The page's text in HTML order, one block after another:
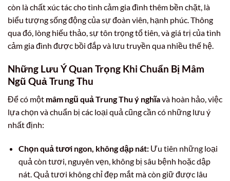
còn là chất xúc tác cho tình cảm gia đình thêm bền chặt, là
biểu tượng sống động của sự đoàn viên, hạnh phúc. Thông
qua đó, lòng hiếu thảo, sự tôn trọng tổ tiên, và giá trị của tình
cảm gia đình được bồi đắp và lưu truyền qua nhiều thế hệ.
Những Lưu Ý Quan Trọng Khi Chuẩn Bị Mâm
Ngũ Quả Trung Thu
Để có một mâm ngũ quả Trung Thu ý nghĩavà hoàn hảo, việc
lựa chọn và chuẩn bị các loại quả cũng cần có những lưu ý
nhất định:
Chọn quả tươi ngon, không dập nát:Ưu tiên những loại
quả còn tươi, nguyên vẹn, không bị sâu bệnh hoặc dập
nát. Quả tươi không chỉ đẹp mắt mà còn giữ được lâu